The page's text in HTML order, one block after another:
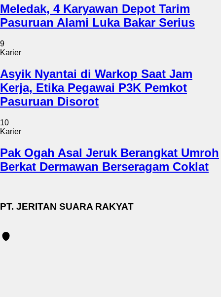
Meledak, 4 Karyawan Depot Tarim
Pasuruan Alami Luka Bakar Serius
9
Karier
Asyik Nyantai di Warkop Saat Jam
Kerja, Etika Pegawai P3K Pemkot
Pasuruan Disorot
10
Karier
Pak Ogah Asal Jeruk Berangkat Umroh
Berkat Dermawan Berseragam Coklat
PT. JERITAN SUARA RAKYAT